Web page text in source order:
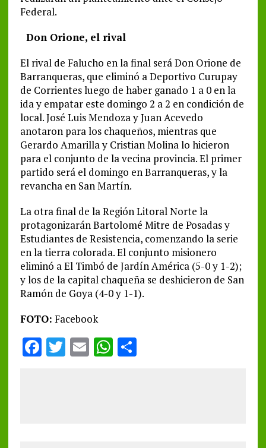
Federal.
Don Orione, el rival
El rival de Falucho en la final será Don Orione de
Barranqueras, que eliminó a Deportivo Curupay
de Corrientes luego de haber ganado 1 a 0 en la
ida y empatar este domingo 2 a 2 en condición de
local. José Luis Mendoza y Juan Acevedo
anotaron para los chaqueños, mientras que
Gerardo Amarilla y Cristian Molina lo hicieron
para el conjunto de la vecina provincia. El primer
partido será el domingo en Barranqueras, y la
revancha en San Martín.
La otra final de la Región Litoral Norte la
protagonizarán Bartolomé Mitre de Posadas y
Estudiantes de Resistencia, comenzando la serie
en la tierra colorada. El conjunto misionero
eliminó a El Timbó de Jardín América (5-0 y 1-2);
y los de la capital chaqueña se deshicieron de San
Ramón de Goya (4-0 y 1-1).
FOTO: Facebook
F T E WS